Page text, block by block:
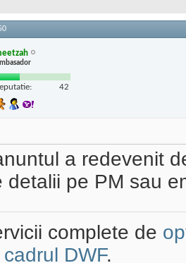
42
a redevenit
detalii pe PM sau
complete de
DWF.